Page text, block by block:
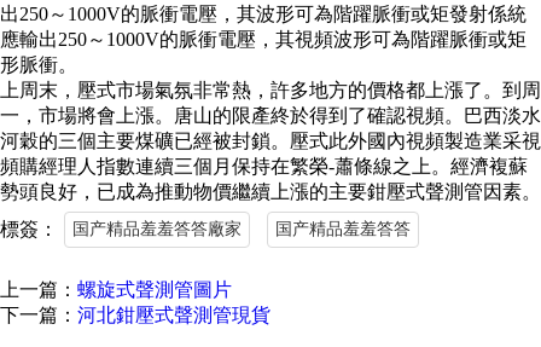
出250～1000V的脈衝電壓，其波形可為階躍脈衝或矩發射係統
應輸出250～1000V的脈衝電壓，其視頻波形可為階躍脈衝或矩
形脈衝。
上周末，壓式市場氣氛非常熱，許多地方的價格都上漲了。到周
一，市場將會上漲。唐山的限產終於得到了確認視頻。巴西淡水
河穀的三個主要煤礦已經被封鎖。壓式此外國內視頻製造業采視
頻購經理人指數連續三個月保持在繁榮-蕭條線之上。經濟複蘇
勢頭良好，已成為推動物價繼續上漲的主要鉗壓式聲測管因素。
標簽：
国产精品羞羞答答廠家 国产精品羞羞答答
上一篇： 螺旋式聲測管圖片
下一篇： 河北鉗壓式聲測管現貨